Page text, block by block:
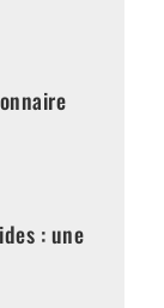
: une